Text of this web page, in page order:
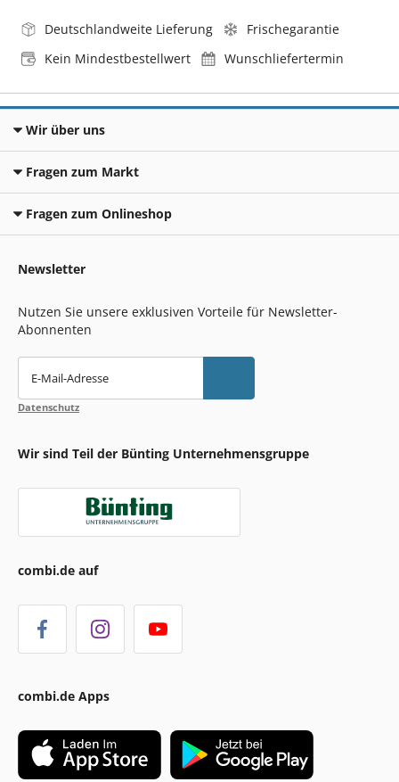
Deutschlandweite Lieferung
Frischegarantie
Kein Mindestbestellwert
Wunschliefertermin
Wir über uns
Fragen zum Markt
Fragen zum Onlineshop
Newsletter
Nutzen Sie unsere exklusiven Vorteile für Newsletter-
Abonnenten
E-Mail-Adresse
Datenschutz
Wir sind Teil der Bünting Unternehmensgruppe
combi.de auf
combi.de Apps